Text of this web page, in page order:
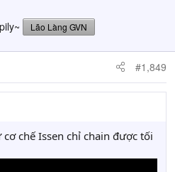
Lão Làng GVN
#1,849
chế Issen chỉ chain được tối